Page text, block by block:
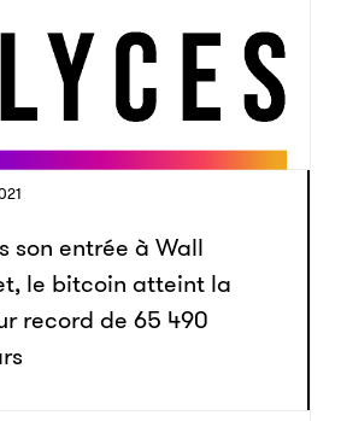
son entrée à Wall
le bitcoin atteint la
record de 65 490